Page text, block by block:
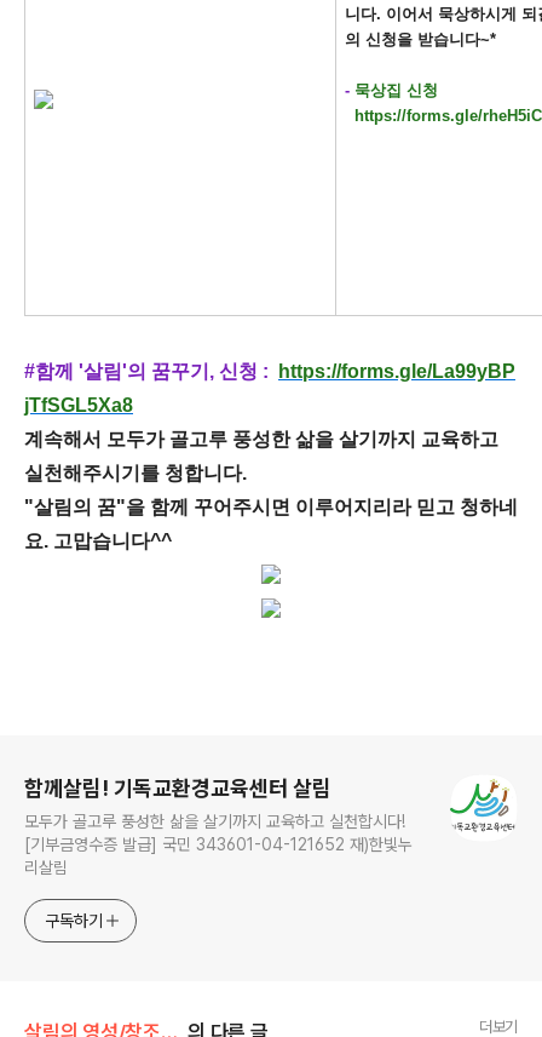
니다. 이어서 묵상하시게
의 신청을 받습니다~*
- 묵상집 신청
https://forms.gle/
#함께 '살림'의 꿈꾸기, 신청 :
https://forms.gle/La99yBP
jTfSGL5Xa8
계속해서 모두가 골고루 풍성한 삶을 살기까지 교육하고
실천해주시기를 청합니다.
"살림의 꿈"을 함께 꾸어주시면 이루어지리라 믿고 청하네
요. 고맙습니다^^
함께살림! 기독교환경교육센터 살림
모두가 골고루 풍성한 삶을 살기까지 교육하고 실천합시다!
[기부금영수증 발급] 국민 343601-04-121652 재)한빛누
리살림
구독하기
더보기